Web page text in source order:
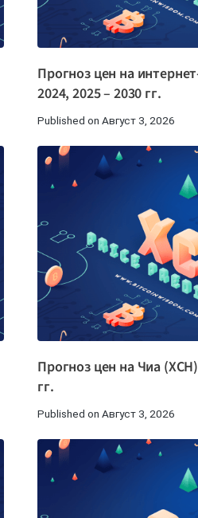
Прогноз цен на
2024, 2025 – 2030 гг.
Published on Август 3, 2026
Прогноз цен на Чиа
гг.
Published on Август 3, 2026